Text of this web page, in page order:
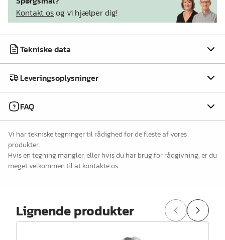
Kontakt osog vi hjælper dig!
Tekniske data
Leveringsoplysninger
FAQ
Vi har tekniske tegninger til rådighed for de fleste af vores
produkter.
Hvis en tegning mangler, eller hvis du har brug for rådgivning, er du
meget velkommen til at kontakte os.
Lignende produkter